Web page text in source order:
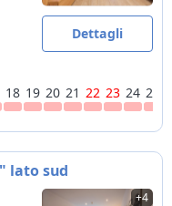
Dettagli
18 19 20 21 22 23 24 25
lato sud
+4